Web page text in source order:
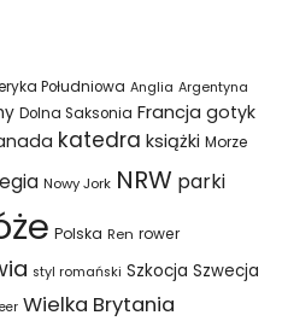
Południowa Anglia Argentyna
Dolna Saksonia Francja gotyk
katedra książki Morze
Nowy Jork NRW parki
Polska Ren rower
styl romański Szkocja Szwecja
Wielka Brytania